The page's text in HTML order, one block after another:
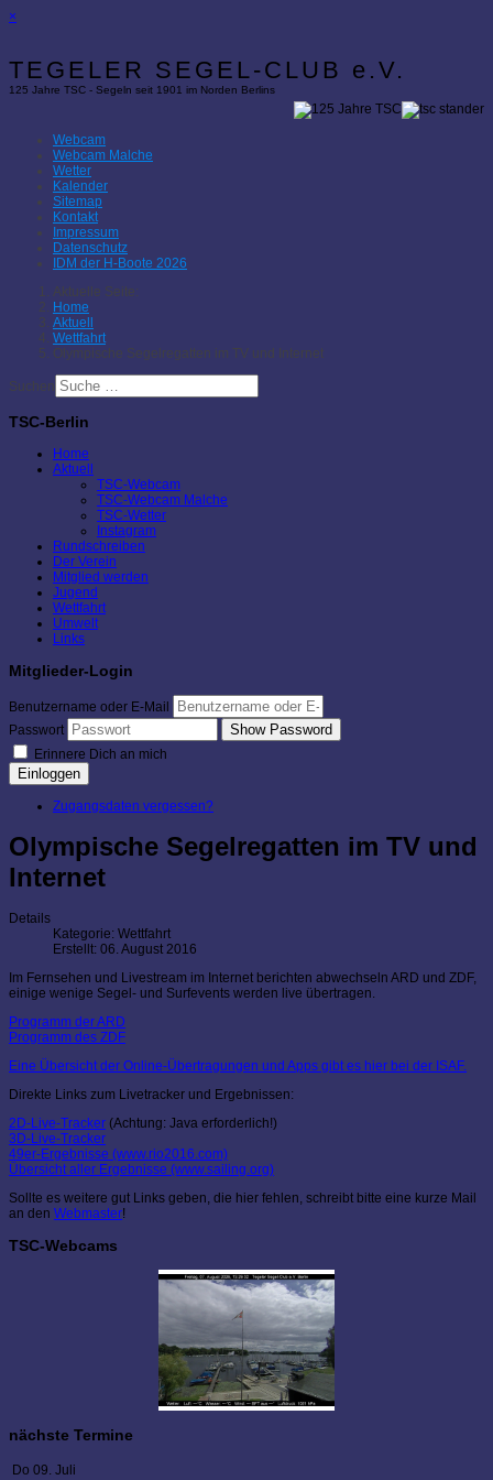
×
TEGELER SEGEL-CLUB e.V.
125 Jahre TSC - Segeln seit 1901 im Norden Berlins
Webcam
Webcam Malche
Wetter
Kalender
Sitemap
Kontakt
Impressum
Datenschutz
IDM der H-Boote 2026
Aktuelle Seite:
Home
Aktuell
Wettfahrt
Olympische Segelregatten im TV und Internet
Suchen
TSC-Berlin
Home
Aktuell
TSC-Webcam
TSC-Webcam Malche
TSC-Wetter
Instagram
Rundschreiben
Der Verein
Mitglied werden
Jugend
Wettfahrt
Umwelt
Links
Mitglieder-Login
Benutzername oder E-Mail
Passwort
Show Password
Erinnere Dich an mich
Einloggen
Zugangsdaten vergessen?
Olympische Segelregatten im TV und
Internet
Details
Kategorie: Wettfahrt
Erstellt: 06. August 2016
Im Fernsehen und Livestream im Internet berichten abwechseln ARD und ZDF,
einige wenige Segel- und Surfevents werden live übertragen.
Programm der ARD
Programm des ZDF
Eine Übersicht der Online-Übertragungen und Apps gibt es hier bei der ISAF.
Direkte Links zum Livetracker und Ergebnissen:
2D-Live-Tracker (Achtung: Java erforderlich!)
3D-Live-Tracker
49er-Ergebnisse (www.rio2016.com)
Übersicht aller Ergebnisse (www.sailing.org)
Sollte es weitere gut Links geben, die hier fehlen, schreibt bitte eine kurze Mail
an den Webmaster!
TSC-Webcams
nächste Termine
Do 09. Juli